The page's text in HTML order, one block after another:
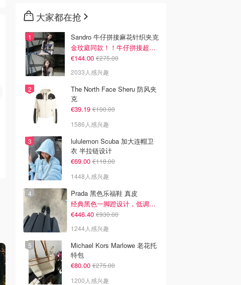
Uniqlo x Comptoir des
Cotonniers 牛仔外套
去购买
€129.00
Uniqlo x Comptoir des
Cotonniers 联名衬衫裙
UNIQLO IT
大家都在抢
Sandro 牛仔拼接麻花针织夹克
金玟庭同款！！牛仔拼接超有层次感
€144.00 €275.00
2033人感兴趣
The North Face Sheru 防风夹
克
€39.19 €100.00
1586人感兴趣
lululemon Scuba 加大连帽卫
衣 半拉链设计
€69.00 €118.00
1448人感兴趣
Prada 黑色乐福鞋 真皮
经典黑色一脚蹬设计，低调百搭又高级
€446.40 €930.00
1244人感兴趣
Michael Kors Marlowe 老花托
特包
€80.00 €275.00
1200人感兴趣